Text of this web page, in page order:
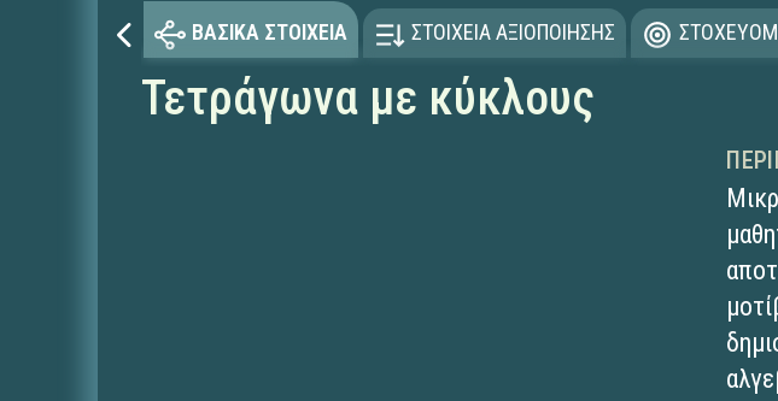
ΒΑΣΙΚΑ ΣΤΟΙΧΕΙΑ ΣΤΟΙΧΕΙΑ ΑΞΙΟΠΟΙΗΣΗΣ
Τετράγωνα με κύκλους